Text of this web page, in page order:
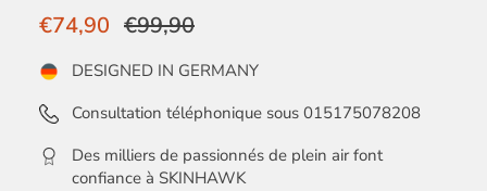
€74,90 €99,90
DESIGNED IN GERMANY
Consultation téléphonique sous 015175078208
Des milliers de passionnés de plein air font
confiance à SKINHAWK